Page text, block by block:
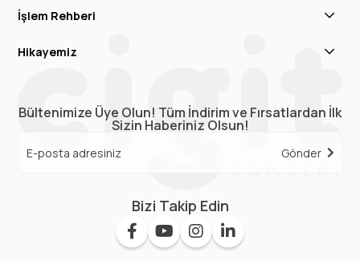
İşlem Rehberi
Hikayemiz
Bültenimize Üye Olun! Tüm İndirim ve Fırsatlardan İlk
Sizin Haberiniz Olsun!
Gönder
Bizi Takip Edin